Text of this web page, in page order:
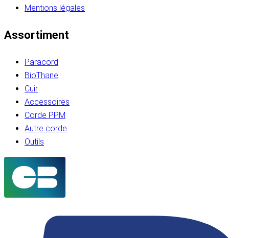
Mentions légales
Assortiment
Paracord
BioThane
Cuir
Accessoires
Corde PPM
Autre corde
Outils